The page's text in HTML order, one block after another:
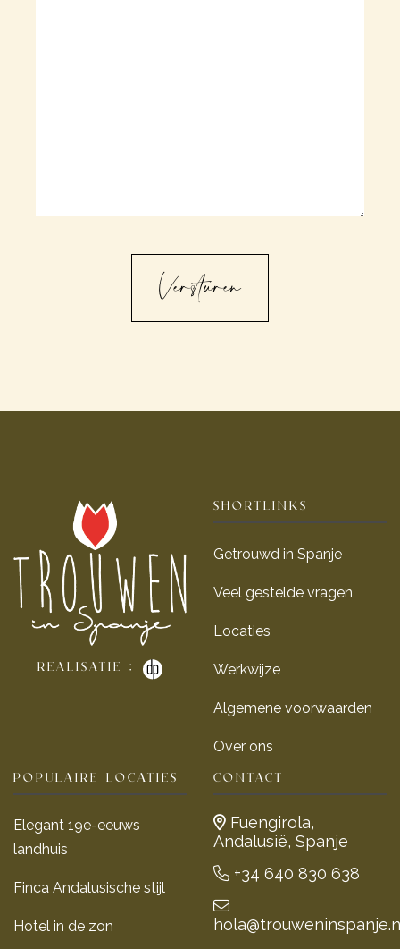
Versturen
Realisatie :
SHORTLINKS
Getrouwd in Spanje
Veel gestelde vragen
Locaties
Werkwijze
Algemene voorwaarden
Over ons
POPULAIRE LOCATIES
Elegant 19e-eeuws
landhuis
Finca Andalusische stijl
Hotel in de zon
CONTACT
Fuengirola,
Andalusië, Spanje
+34 640 830 638